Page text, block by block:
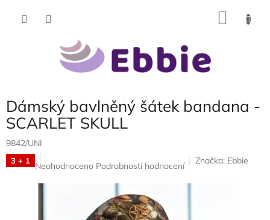
Dámský bavlněný šátek bandana -
SCARLET SKULL
9842/UNI
3 + 1 Průměrné
Neohodnoceno Podrobnosti hodnocení
Značka: Ebbie